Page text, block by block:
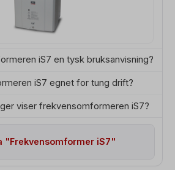
iS7 en tysk bruksanvisning?
iS7 egnet for tung drift?
viser frekvensomformeren iS7?
"Frekvensomformer iS7"